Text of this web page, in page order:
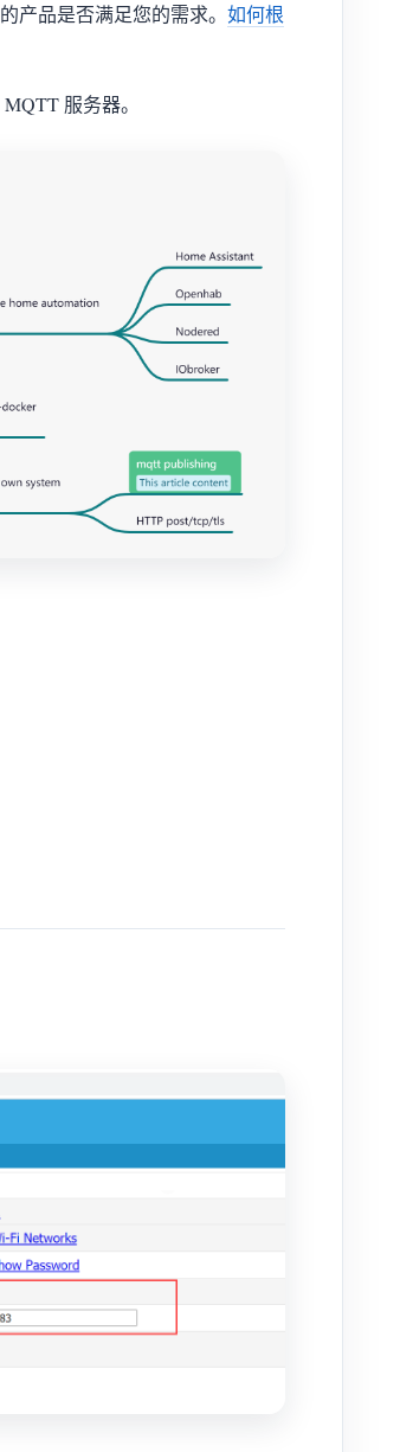
产品是否满足您的需求。 如何根
服务器。